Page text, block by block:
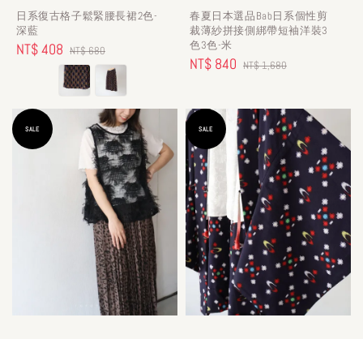
日系復古格子鬆緊腰長裙2色-
深藍
Sale
NT$ 408 Regular
price
NT$ 680
春夏日本選品Bab日系個性剪
裁薄紗拼接側綁帶短袖洋裝3
色3色-米
Sale
NT$ 840 Regular
NT$ 1,680
SALE SALE